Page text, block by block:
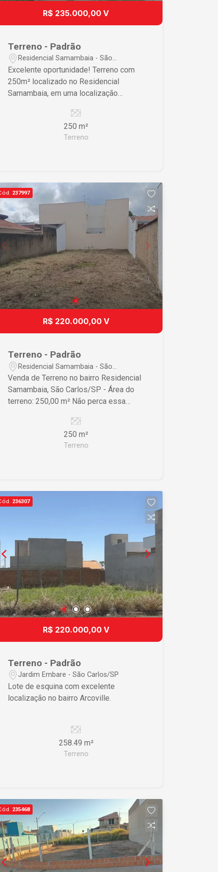
R$ 235.000,00 V
Terreno - Padrão
Residencial Samambaia - São
Carlos/SP
Excelente oportunidade! Terreno com
250m² localizado no Residencial
Samambaia, em uma localização
principais pontos da região.
250 m²
Terreno
237997
R$ 220.000,00 V
Terreno - Padrão
Residencial Samambaia - São
Carlos/SP
Venda de Terreno no bairro Residencial
Samambaia, São Carlos/SP - Área do
terreno: 250,00 m² Não perca essa
250 m²
Terreno
236307
R$ 220.000,00 V
Terreno - Padrão
Jardim Embare - São Carlos/SP
Lote de esquina com excelente
localização no bairro Arcoville.
258.49 m²
Terreno
235468